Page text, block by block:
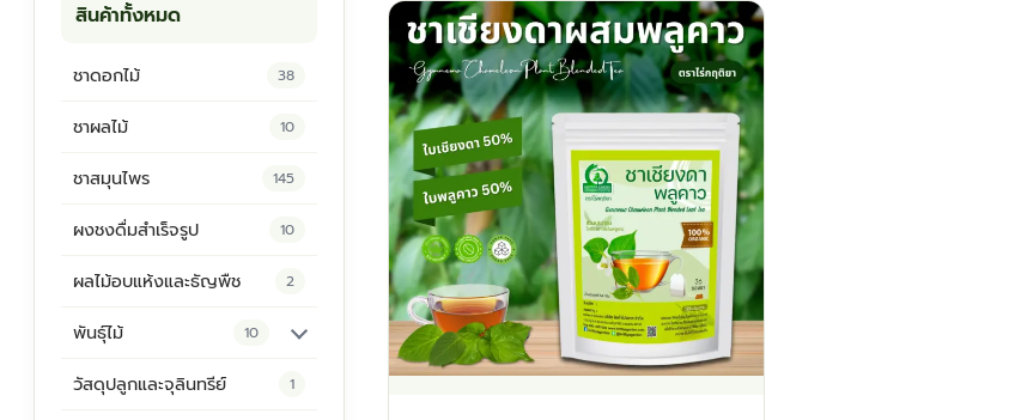
สินค้าทั้งหมด
ชาดอกไม้ 38
ชาผลไม้ 10
ชาสมุนไพร 145
ผงชงดื่มสำเร็จรูป 10
ผลไม้อบแห้งและธัญพืช 2
พันธุ์ไม้ 10
ต้นพันธุ์สมุนไพร 5
วัสดุปลูกและจุลินทรีย์ 1